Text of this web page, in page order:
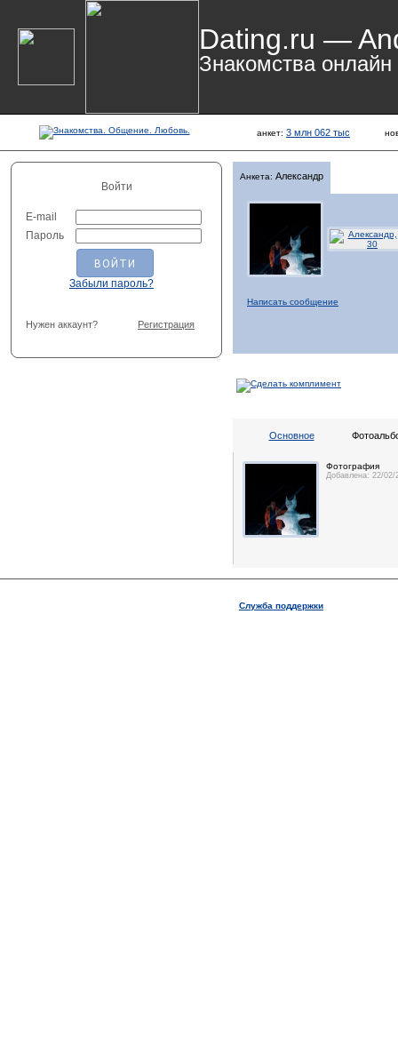
Dating.ru —
Знакомства онлайн
анкет: 3 млн 062 тыс
Войти
E-mail
Пароль
Забыли пароль?
Нужен аккаунт? Регистрация
Анкета: Александр
Написать сообщение
Основное
Фотография
Добавлена: 22/02/
Служба поддержки